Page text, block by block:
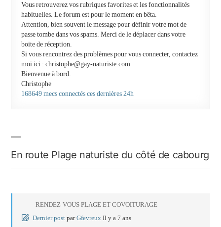
Vous retrouverez vos rubriques favorites et les fonctionnalités
habituelles. Le forum est pour le moment en bêta.
Attention, bien souvent le message pour définir votre mot de
passe tombe dans vos spams. Merci de le déplacer dans votre
boite de réception.
Si vous rencontrez des problèmes pour vous connecter, contactez
moi ici : christophe@gay-naturiste.com
Bienvenue à bord.
Christophe
168649 mecs connectés ces dernières 24h
En route Plage naturiste du côté de cabourg
RENDEZ-VOUS PLAGE ET COVOITURAGE
Dernier postparGfevreuxIl y a 7 ans